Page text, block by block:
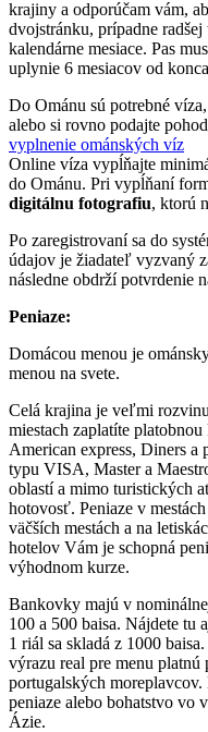
krajiny a odporúčam vám,
dvojstránku, prípadne
kalendárne mesiace. Pas
uplynie 6 mesiacov od
Do Ománu sú potrebné
alebo si rovno podajte
vyplnenie ománských víz
Online víza vypĺňajte
do Ománu. Pri vypĺňaní
digitálnu fotografiu, ktorú
Po zaregistrovaní sa do
údajov je žiadateľ vyzvaný
následne obdrží potvrdenie
Peniaze:
Domácou menou je
menou na svete.
Celá krajina je veľmi
miestach zaplatíte
American express, Diners a
typu VISA, Master a
oblastí a mimo turistických
hotovosť. Peniaze v
väčších mestách a na
hotelov Vám je schopná
výhodnom kurze.
Bankovky majú v
100 a 500 baisa. Nájdete tu
1 riál sa skladá z 1000
výrazu real pre menu
portugalských moreplavcov.
peniaze alebo bohatstvo vo
Ázie.